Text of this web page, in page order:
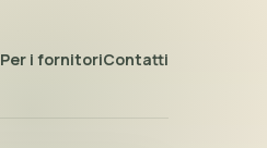
Per i fornitoriContatti